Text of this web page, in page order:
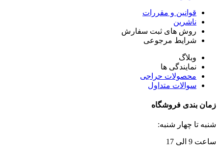
قوانین و مقررات
ناشرین
روش های ثبت سفارش
شرایط مرجوعی
وبلاگ
نمایندگی ها
محصولات حراجی
سوالات متداول
زمان بندی فروشگاه
شنبه تا چهار شنبه:
ساعت 9 الی 17